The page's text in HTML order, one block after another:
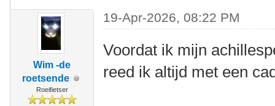
Wim -de
roetsende
Roeifietser
19-Apr-2026, 08:22 PM
Voordat ik mijn
reed ik altijd met een